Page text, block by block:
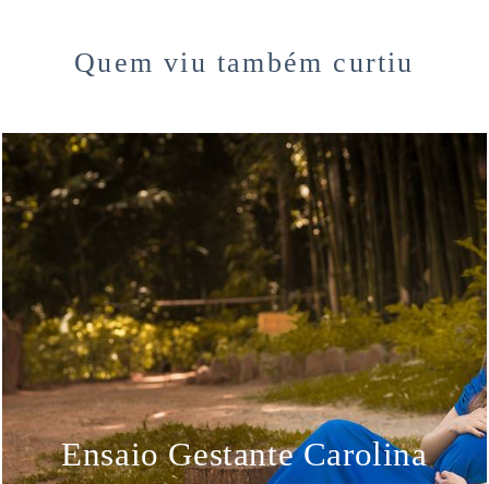
Quem viu também curtiu
Ensaio Gestante Carolina